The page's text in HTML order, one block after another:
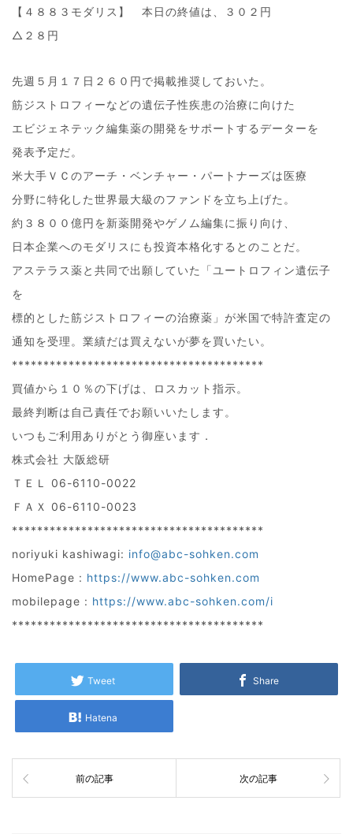
【４８８３モダリス】 本日の終値は、３０２円
△２８円
先週５月１７日２６０円で掲載推奨しておいた。
筋ジストロフィーなどの遺伝子性疾患の治療に向けた
エビジェネテック編集薬の開発をサポートするデーターを
発表予定だ。
米大手ＶＣのアーチ・ベンチャー・パートナーズは医療
分野に特化した世界最大級のファンドを立ち上げた。
約３８００億円を新薬開発やゲノム編集に振り向け、
日本企業へのモダリスにも投資本格化するとのことだ。
アステラス薬と共同で出願していた「ユートロフィン遺伝子
を
標的とした筋ジストロフィーの治療薬」が米国で特許査定の
通知を受理。業績だは買えないが夢を買いたい。
****************************************
買値から１０％の下げは、ロスカット指示。
最終判断は自己責任でお願いいたします。
いつもご利用ありがとう御座います．
株式会社 大阪総研
ＴＥＬ 06-6110-0022
ＦＡＸ 06-6110-0023
****************************************
noriyuki kashiwagi: info@abc-sohken.com
HomePage : https://www.abc-sohken.com
mobilepage : https://www.abc-sohken.com/i
****************************************
Tweet Share
Hatena
前の記事 次の記事